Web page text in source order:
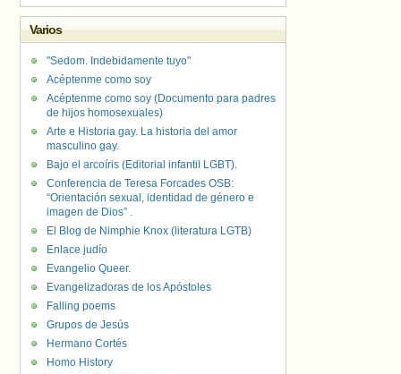
Varios
"Sedom. Indebidamente tuyo"
Acéptenme como soy
Acéptenme como soy (Documento para padres
de hijos homosexuales)
Arte e Historia gay. La historia del amor
masculino gay.
Bajo el arcoíris (Editorial infantil LGBT).
Conferencia de Teresa Forcades OSB:
“Orientación sexual, identidad de género e
imagen de Dios” .
El Blog de Nimphie Knox (literatura LGTB)
Enlace judío
Evangelio Queer.
Evangelizadoras de los Apóstoles
Falling poems
Grupos de Jesús
Hermano Cortés
Homo History